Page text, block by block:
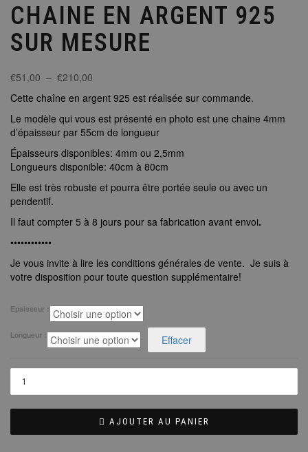
CHAINE EN ARGENT 925
SUR MESURE
€51,00 – €210,00
prix :
€51,00
à
Cette chaîne en argent 925 est réalisée sur commande.
Le modèle qui vous est présenté en photo est une chaine 4mm
d’épaisseur par 55cm de longueur
Épaisseurs disponibles: 4mm ou 2,5mm
Longueurs disponible: 40cm à 80cm
Elle est très robuste et pourra être portée seule ou avec un
pendentif.
Il faut compter 5 à 8 jours pour sa fabrication avant envoi.
••••••••••••
Je vous invite à lire les conditions générales de vente. Je suis à
votre disposition pour toute question supplémentaire!
Epaisseur :
Longueur : Effacer
AJOUTER AU PANIER